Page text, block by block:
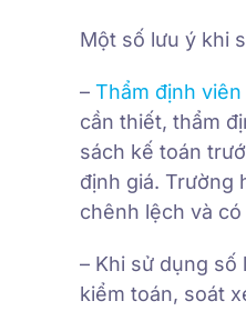
Một số lưu ý khi
– Thẩm định viên
cần thiết, thẩm
sách kế toán
định giá. Trường
chênh lệch và
– Khi sử dụng
kiểm toán, soát